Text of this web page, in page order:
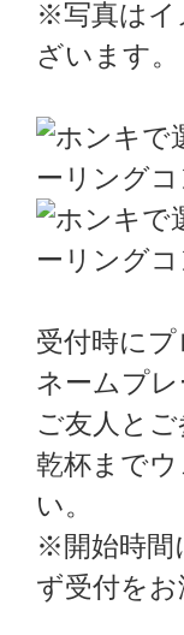
※写真はイ
ざいます。
受付時に
ネームプ
ご友人と
乾杯まで
い。
※開始時間
ず受付を